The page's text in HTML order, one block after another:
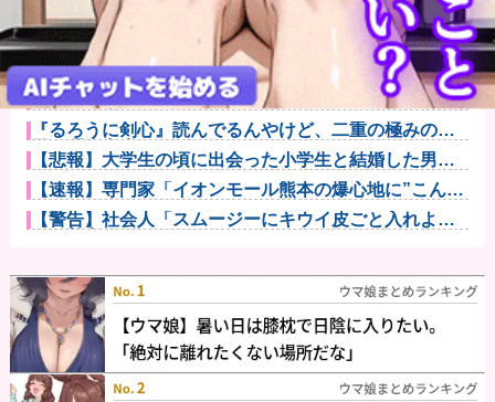
【衝撃】50代女性、京大病院で脳腫瘍手術→“腫瘍の無
い部位”...
【ロッテ対オリックス18回戦】ロッテ・安田、オリッ
クス・寺西...
【悲報】明日花キララさん、専門家からあまりにも非
情な一言を告...
巨乳インフルエンサー「20歳でアルファード一括で買
えちゃう私...
『るろうに剣心』読んでるんやけど、二重の極みの理
屈が理解出来...
【悲報】大学生の頃に出会った小学生と結婚した男、
めちゃくちゃ...
【速報】専門家「イオンモール熊本の爆心地に”こんな
もの”があ...
【警告】社会人「スムージーにキウイ皮ごと入れよ。